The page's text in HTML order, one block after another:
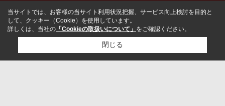
当サイトでは、お客様の当サイト利用状況把握、サービス向上検討を目的と
して、クッキー（Cookie）を使用しています。
詳しくは、当社の 「Cookieの取扱いについて」 をご確認ください。
閉じる